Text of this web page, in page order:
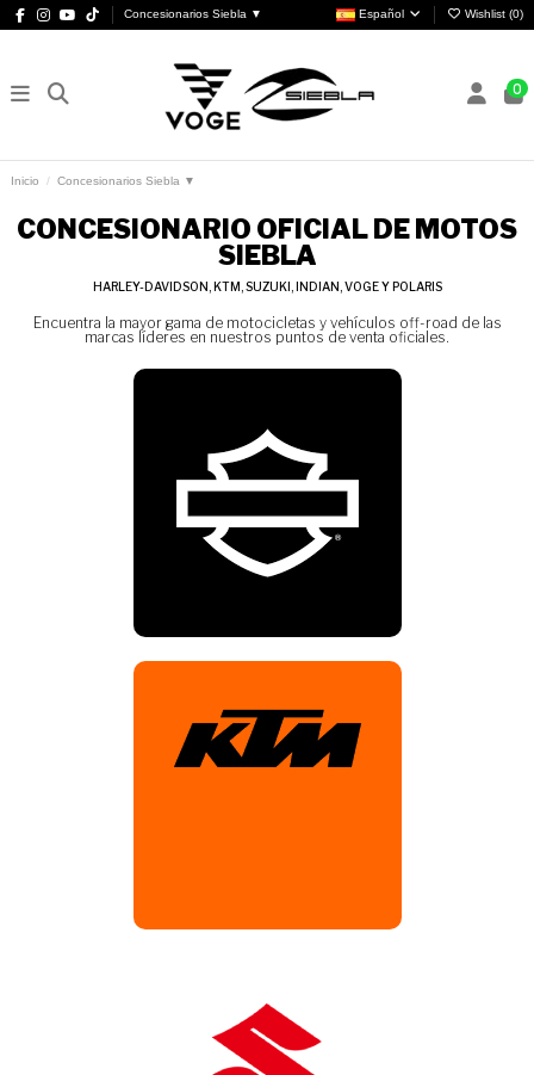
Concesionarios Siebla ▼ Español Wishlist (0)
0
Inicio Concesionarios Siebla ▼
CONCESIONARIO OFICIAL DE MOTOS
SIEBLA
HARLEY-DAVIDSON, KTM, SUZUKI, INDIAN, VOGE Y POLARIS
Encuentra la mayor gama de motocicletas y vehículos off-road de las
marcas líderes en nuestros puntos de venta oficiales.